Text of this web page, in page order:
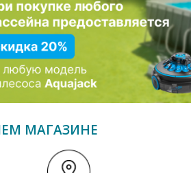
МАГАЗИНЕ